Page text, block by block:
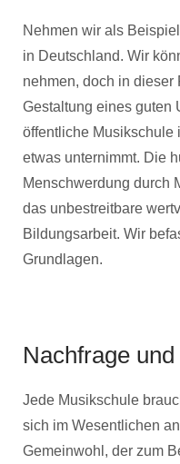
Nehmen wir als
in Deutschland. Wir
nehmen, doch in
Gestaltung eines guten
öffentliche Musikschule
etwas unternimmt. Die
Menschwerdung durch
das unbestreitbare
Bildungsarbeit. Wir
Grundlagen.
Nachfrage
Jede Musikschule
sich im Wesentlichen
Gemeinwohl, der zum